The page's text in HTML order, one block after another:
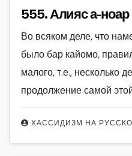
555. Алияс а-ноар
ХАССИДИЗМ НА
Во всяком деле, что
было бар кайомо,
малого, т.е., несколько
продолжение самой